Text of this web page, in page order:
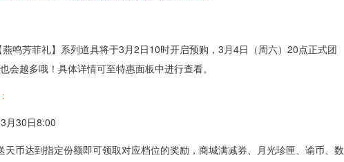
鸣芳菲礼】系列道具将于3月2日10时开启预购，3月4日（周六）20点正式团
会越多哦！具体详情可至特惠面板中进行查看。
月30日8:00
天币达到指定份额即可领取对应档位的奖励，商城满减券、月光珍匣、谕币、数